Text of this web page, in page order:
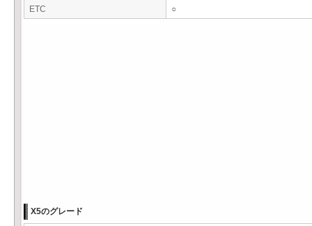
ETC ○
X5のグレード